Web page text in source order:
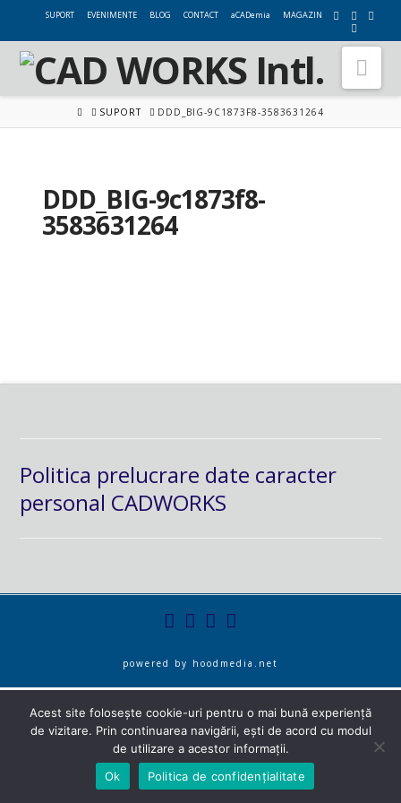
SUPORT EVENIMENTE BLOG CONTACT aCADemia MAGAZIN
HOMESUPORT DDD_BIG-9C1873F8-3583631264
DDD_BIG-9c1873f8-
3583631264
Politica prelucrare date caracter
personal CADWORKS
powered by hoodmedia.net
Acest site folosește cookie-uri pentru o mai bună experiență
de vizitare. Prin continuarea navigării, ești de acord cu modul
de utilizare a acestor informații.
Ok
Politica de confidențialitate